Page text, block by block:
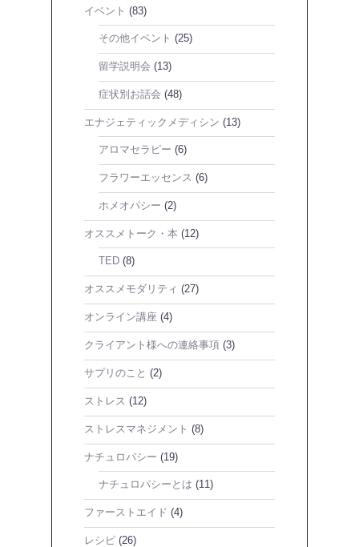
イベント (83)
その他イベント (25)
留学説明会 (13)
症状別お話会 (48)
エナジェティックメディシン (13)
アロマセラピー (6)
フラワーエッセンス (6)
ホメオパシー (2)
オススメトーク・本 (12)
TED (8)
オススメモダリティ (27)
オンライン講座 (4)
クライアント様への連絡事項 (3)
サプリのこと (2)
ストレス (12)
ストレスマネジメント (8)
ナチュロパシー (19)
ナチュロパシーとは (11)
ファーストエイド (4)
レシピ (26)